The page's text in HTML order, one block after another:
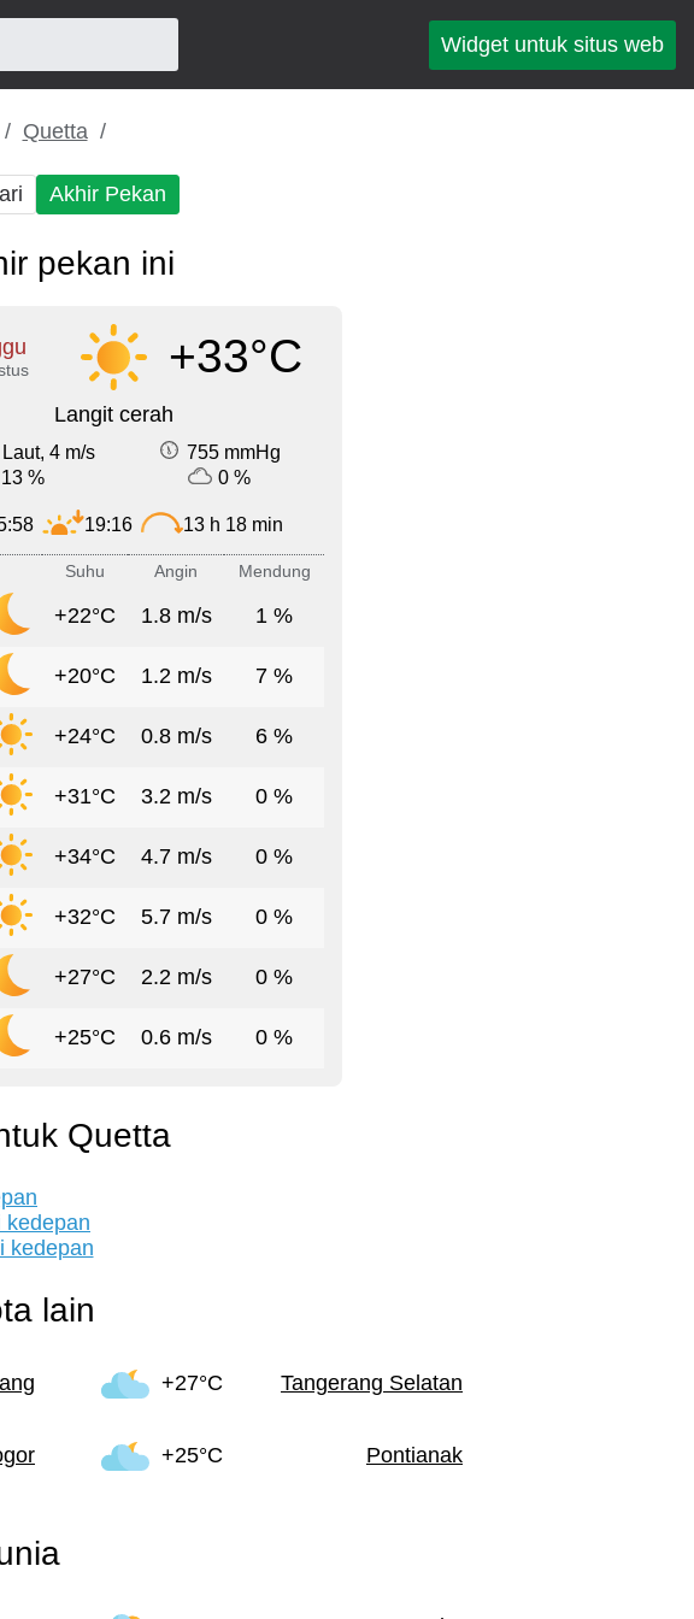
Widget untuk situs web
Quetta
Akhir Pekan
pekan ini
+33°C
Langit cerah
4 m/s
755 mmHg
13 %
0 %
19:16 13 h 18 min
Suhu Angin Mendung
+22°C 1.8 m/s 1 %
+20°C 1.2 m/s 7 %
+24°C 0.8 m/s 6 %
+31°C 3.2 m/s 0 %
+34°C 4.7 m/s 0 %
+32°C 5.7 m/s 0 %
+27°C 2.2 m/s 0 %
+25°C 0.6 m/s 0 %
Quetta
kedepan
kedepan
lain
+27°C Tangerang Selatan
+25°C Pontianak